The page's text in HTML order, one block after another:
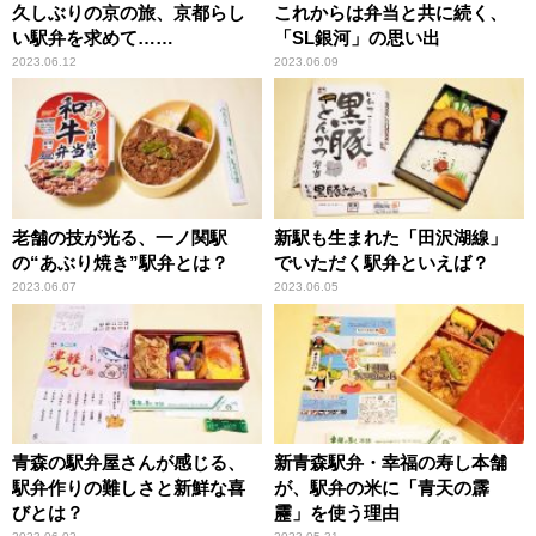
久しぶりの京の旅、京都らし
い駅弁を求めて……
2023.06.12
これからは弁当と共に続く、
「SL銀河」の思い出
2023.06.09
老舗の技が光る、一ノ関駅
の“あぶり焼き”駅弁とは？
2023.06.07
新駅も生まれた「田沢湖線」
でいただく駅弁といえば？
2023.06.05
青森の駅弁屋さんが感じる、
駅弁作りの難しさと新鮮な喜
びとは？
新青森駅弁・幸福の寿し本舗
が、駅弁の米に「青天の霹
靂」を使う理由